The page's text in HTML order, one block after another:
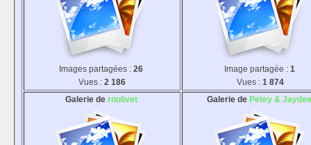
Images partagées : 26
Vues : 2 186
Image partagée : 1
Vues : 1 874
Galerie de roulivet Galerie de Petey & Jaydee